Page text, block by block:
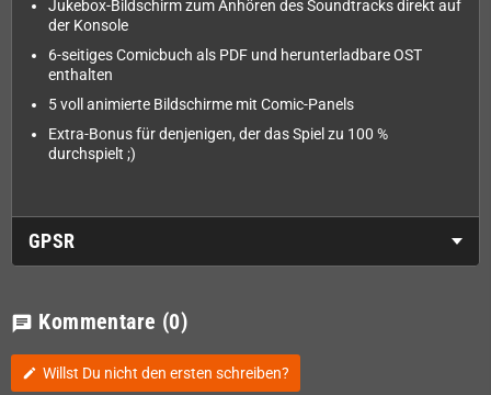
Jukebox-Bildschirm zum Anhören des Soundtracks direkt auf
der Konsole
6-seitiges Comicbuch als PDF und herunterladbare OST
enthalten
5 voll animierte Bildschirme mit Comic-Panels
Extra-Bonus für denjenigen, der das Spiel zu 100 %
durchspielt ;)
GPSR
chat Kommentare (0)
edit Willst Du nicht den ersten schreiben?